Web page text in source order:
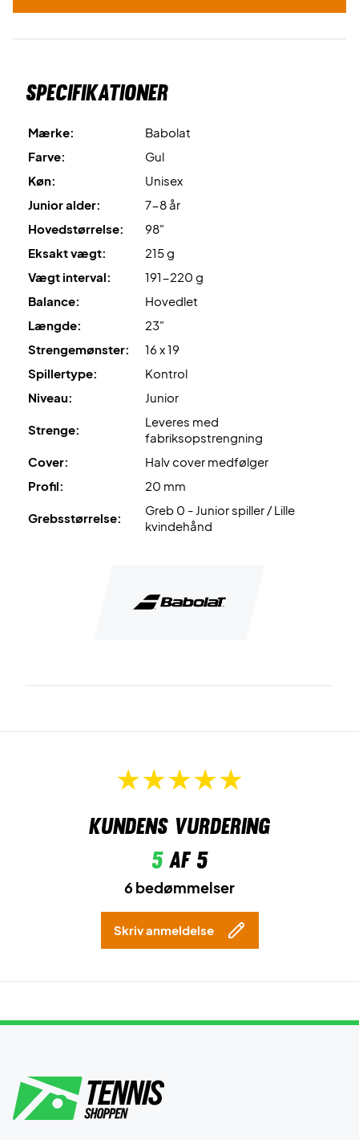
Specifikationer
Mærke:
Babolat
Farve:
Gul
Køn:
Unisex
Junior alder:
7-8 år
Hovedstørrelse:
98"
Eksakt vægt:
215 g
Vægt interval:
191-220 g
Balance:
Hovedlet
Længde:
23"
Strengemønster:
16 x 19
Spillertype:
Kontrol
Niveau:
Junior
Strenge:
Leveres med
fabriksopstrengning
Cover:
Halv cover medfølger
Profil:
20 mm
Grebsstørrelse:
Greb 0 - Junior spiller / Lille
kvindehånd
Kundens vurdering
5af 5
6 bedømmelser
Skriv anmeldelse